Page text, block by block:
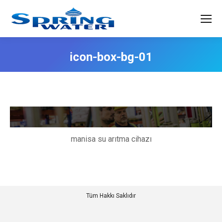
icon-box-bg-01
manisa su arıtma cihazı
Tüm Hakkı Saklıdır